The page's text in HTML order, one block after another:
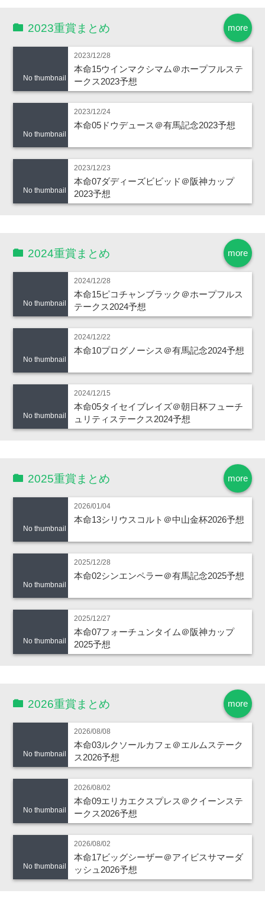
more
2023重賞まとめ
No thumbnail
2023/12/28
本命15ウインマクシマム＠ホープフルステ
ークス2023予想
No thumbnail
2023/12/24
本命05ドウデュース＠有馬記念2023予想
No thumbnail
2023/12/23
本命07ダディーズビビッド＠阪神カップ
2023予想
more
2024重賞まとめ
No thumbnail
2024/12/28
本命15ピコチャンブラック＠ホープフルス
テークス2024予想
No thumbnail
2024/12/22
本命10プログノーシス＠有馬記念2024予想
No thumbnail
2024/12/15
本命05タイセイブレイズ＠朝日杯フューチ
ュリティステークス2024予想
more
2025重賞まとめ
No thumbnail
2026/01/04
本命13シリウスコルト＠中山金杯2026予想
No thumbnail
2025/12/28
本命02シンエンペラー＠有馬記念2025予想
No thumbnail
2025/12/27
本命07フォーチュンタイム＠阪神カップ
2025予想
more
2026重賞まとめ
No thumbnail
2026/08/08
本命03ルクソールカフェ＠エルムステーク
ス2026予想
No thumbnail
2026/08/02
本命09エリカエクスプレス＠クイーンステ
ークス2026予想
No thumbnail
2026/08/02
本命17ビッグシーザー＠アイビスサマーダ
ッシュ2026予想